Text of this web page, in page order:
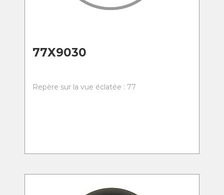
77X9030
Repère sur la vue éclatée : 77